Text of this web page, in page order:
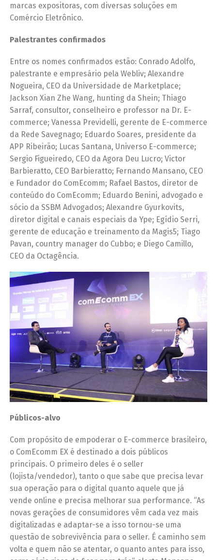
marcas expositoras, com diversas soluções em
Comércio Eletrônico.
Palestrantes confirmados
Entre os nomes confirmados estão: Conrado Adolfo,
palestrante e empresário pela Webliv; Alexandre
Nogueira, CEO da Universidade de Marketplace;
Jackson Xian Zhe Wang, hunting da Shein; Thiago
Sarraf, consultor, conselheiro e professor na Dr. E-
commerce; Vanessa Previdelli, gerente de E-commerce
da Rede Savegnago; Eduardo Soares, presidente da
APP Ribeirão; Lucas Santana, Universo E-commerce;
Sergio Figueiredo, CEO da Agora Deu Lucro; Victor
Barbieratto, CEO Barbieratto; Fernando Mansano, CEO
e Fundador do ComEcomm; Rafael Bastos, diretor de
conteúdo do ComEcomm; Eduardo Benini, advogado e
sócio da SSBM Advogados; Alexandre Gyurkovits,
diretor digital e canais especiais da Ype; Egídio Serri,
gerente de educação e treinamento da Magis5; Tiago
Pavan, country manager do Cubbo; e Diego Camillo,
CEO da Octagência.
Públicos-alvo
Com propósito de empoderar o E-commerce brasileiro,
o ComEcomm EX é destinado a dois públicos
principais. O primeiro deles é o seller
(lojista/vendedor), tanto o que sabe que precisa levar
sua operação para o digital quanto aquele que já
vende online e precisa melhorar sua performance. “As
novas gerações de consumidores vêm cada vez mais
digitalizadas e adaptar-se a isso tornou-se uma
questão de sobrevivência para o seller. É caminho sem
volta e quem não se atentar, o quanto antes para isso,